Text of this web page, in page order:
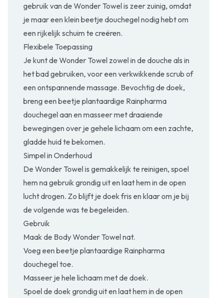
gebruik van de Wonder Towel is zeer zuinig, omdat
je maar een klein beetje douchegel nodig hebt om
een rijkelijk schuim te creëren.
Flexibele Toepassing
Je kunt de Wonder Towel zowel in de douche als in
het bad gebruiken, voor een verkwikkende scrub of
een ontspannende massage. Bevochtig de doek,
breng een beetje plantaardige Rainpharma
douchegel aan en masseer met draaiende
bewegingen over je gehele lichaam om een zachte,
gladde huid te bekomen.
Simpel in Onderhoud
De Wonder Towel is gemakkelijk te reinigen, spoel
hem na gebruik grondig uit en laat hem in de open
lucht drogen. Zo blijft je doek fris en klaar om je bij
de volgende was te begeleiden.
Gebruik
Maak de Body Wonder Towel nat.
Voeg een beetje plantaardige Rainpharma
douchegel toe.
Masseer je hele lichaam met de doek.
Spoel de doek grondig uit en laat hem in de open